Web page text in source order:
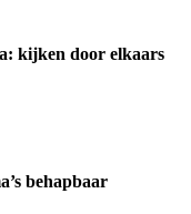
kijken door elkaars
behapbaar